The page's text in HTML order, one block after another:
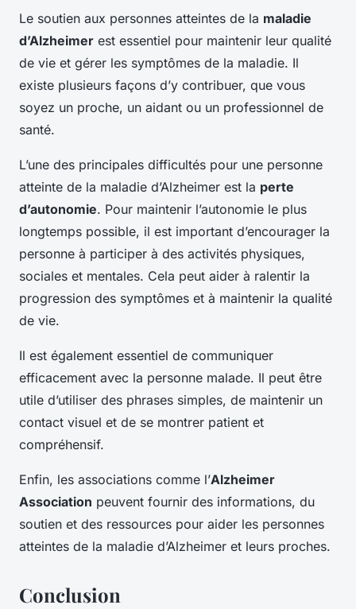
Le soutien aux personnes atteintes de la maladie
d’Alzheimer est essentiel pour maintenir leur qualité
de vie et gérer les symptômes de la maladie. Il
existe plusieurs façons d’y contribuer, que vous
soyez un proche, un aidant ou un professionnel de
santé.
L’une des principales difficultés pour une personne
atteinte de la maladie d’Alzheimer est la perte
d’autonomie. Pour maintenir l’autonomie le plus
longtemps possible, il est important d’encourager la
personne à participer à des activités physiques,
sociales et mentales. Cela peut aider à ralentir la
progression des symptômes et à maintenir la qualité
de vie.
Il est également essentiel de communiquer
efficacement avec la personne malade. Il peut être
utile d’utiliser des phrases simples, de maintenir un
contact visuel et de se montrer patient et
compréhensif.
Enfin, les associations comme l’Alzheimer
Association peuvent fournir des informations, du
soutien et des ressources pour aider les personnes
atteintes de la maladie d’Alzheimer et leurs proches.
Conclusion